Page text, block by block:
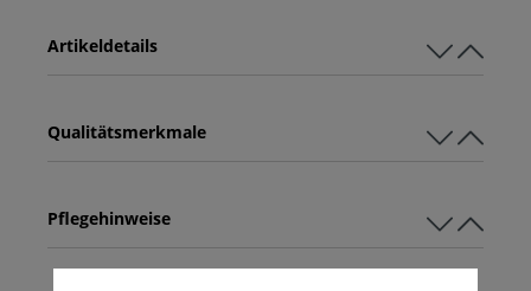
Qualitätsmerkmale
Artikeldetails
Pflegehinweise